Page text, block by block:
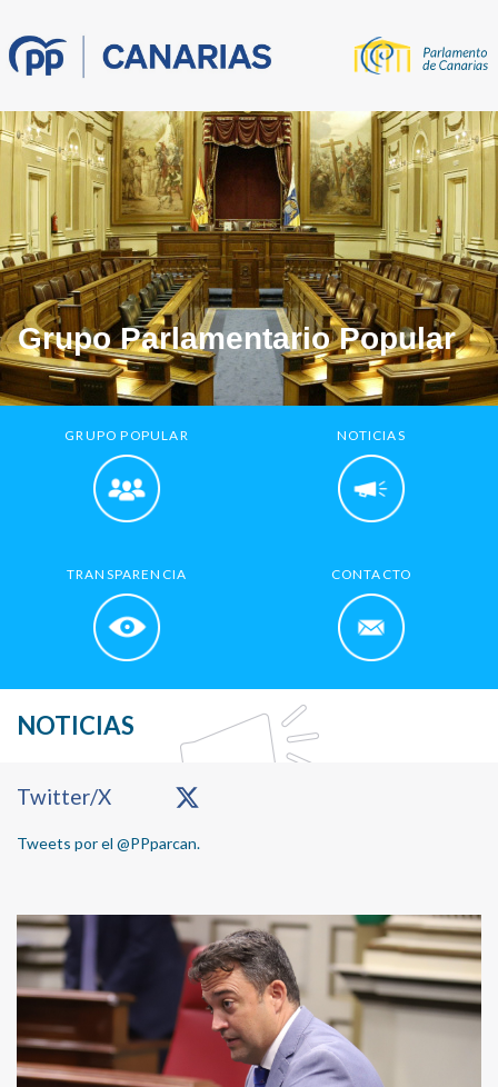
Grupo Parlamentario Popular
GRUPO POPULAR NOTICIAS
TRANSPARENCIA CONTACTO
NOTICIAS
Primary
Twitter/X
Tweets por el @PPparcan.